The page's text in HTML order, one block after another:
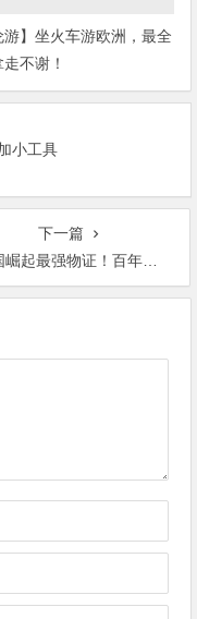
游】坐火车游欧洲，最全
不谢！
小工具
下一篇
最强物证！百年轮回我们用铁路打英国的脸